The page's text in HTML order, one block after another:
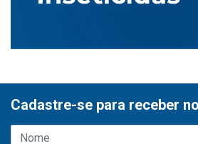
Cadastre-se para receber